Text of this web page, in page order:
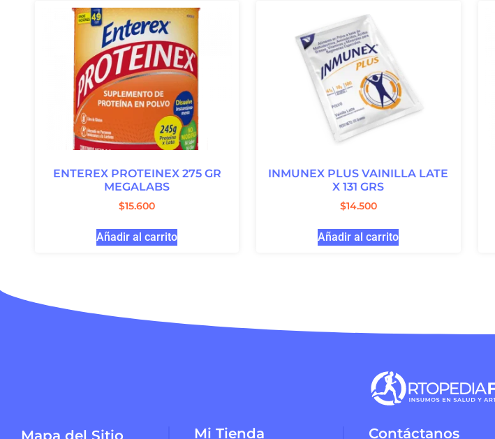
ENTEREX PROTEINEX 275 GR
MEGALABS
$15.600
Añadir al carrito
INMUNEX PLUS VAINILLA LATE
X 131 GRS
$14.500
Añadir al carrito
Mapa del Sitio Mi Tienda Contáctanos